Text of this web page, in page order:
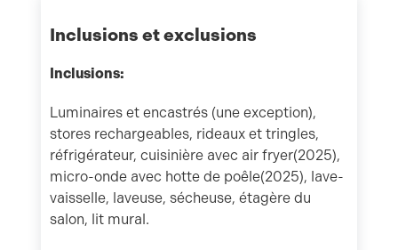
Inclusions et exclusions
Inclusions:
Luminaires et encastrés (une exception),
stores rechargeables, rideaux et tringles,
réfrigérateur, cuisinière avec air fryer(2025),
micro-onde avec hotte de poêle(2025), lave-
vaisselle, laveuse, sécheuse, étagère du
salon, lit mural.